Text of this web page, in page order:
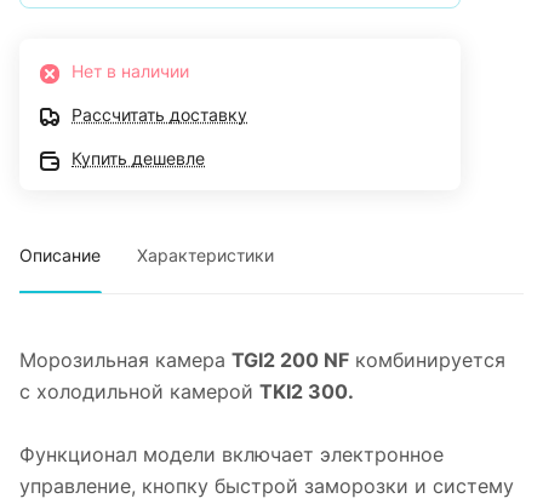
Нет в наличии
Рассчитать доставку
Купить дешевле
Описание Характеристики
Морозильная камера TGI2 200 NF комбинируется
с холодильной камерой TKI2 300.
Функционал модели включает электронное
управление, кнопку быстрой заморозки и систему